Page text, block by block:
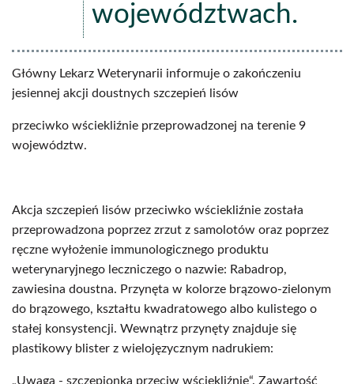
województwach.
Główny Lekarz Weterynarii informuje o zakończeniu
jesiennej akcji doustnych szczepień lisów
przeciwko wściekliźnie przeprowadzonej na terenie 9
województw.
Akcja szczepień lisów przeciwko wściekliźnie została
przeprowadzona poprzez zrzut z samolotów oraz poprzez
ręczne wyłożenie immunologicznego produktu
weterynaryjnego leczniczego o nazwie: Rabadrop,
zawiesina doustna. Przynęta w kolorze brązowo-zielonym
do brązowego, kształtu kwadratowego albo kulistego o
stałej konsystencji. Wewnątrz przynęty znajduje się
plastikowy blister z wielojęzycznym nadrukiem:
„Uwaga - szczepionka przeciw wściekliźnie“. Zawartość